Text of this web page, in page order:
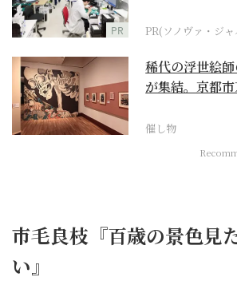
PR PR(ソノヴァ・ジ
稀代の浮世絵
が集結。京都
催し物
市毛良枝『百歳の景色見
い』